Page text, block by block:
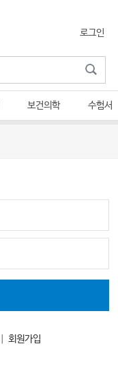
로그인
보건의학 수험서
회원가입